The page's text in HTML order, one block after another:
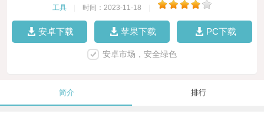
工具 时间：2023-11-18
安卓下载 苹果下载 PC下载
安卓市场，安全绿色
简介 排行